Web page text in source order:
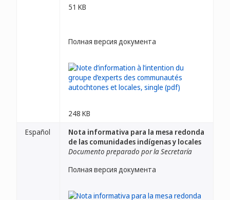
51 KB
Полная версия документа
248 KB
Español
Nota informativa para la mesa redonda
de las comunidades indígenas y locales
Documento preparado por la Secretaría
Полная версия документа